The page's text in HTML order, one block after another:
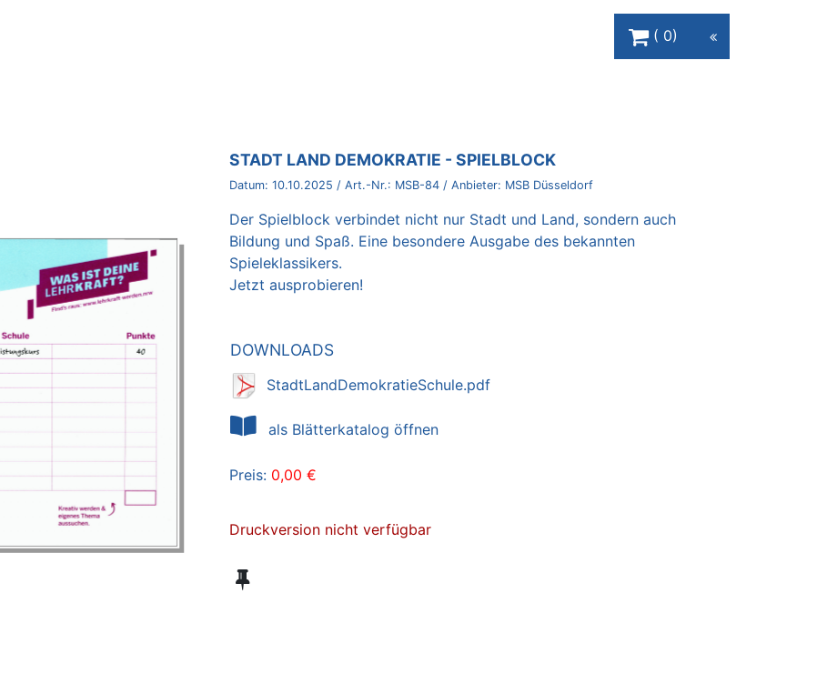
0
BROSCHÜRE:
STADT LAND DEMOKRATIE - SPIELBLOCK
Datum: 10.10.2025 / Art.-Nr.: MSB-84 / Anbieter: MSB Düsseldorf
Der Spielblock verbindet nicht nur Stadt und Land, sondern auch
Bildung und Spaß. Eine besondere Ausgabe des bekannten
Spieleklassikers.
Jetzt ausprobieren!
DOWNLOADS
StadtLandDemokratieSchule.pdf
als Blätterkatalog öffnen
Preis: 0,00 €
Druckversion nicht verfügbar